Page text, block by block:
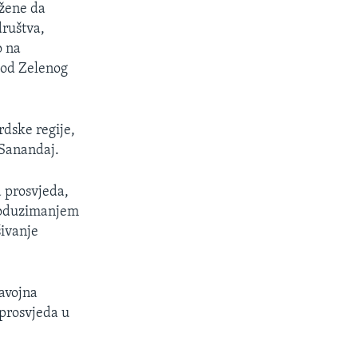
da
na
Zelenog
regije,
u